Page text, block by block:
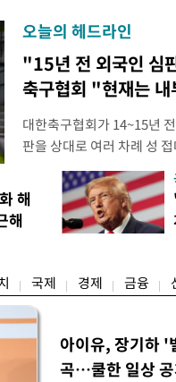
오늘의 헤드라인
"15년 전 외국인 심
축구협회 "현재는
대한축구협회가 14~15년
판을 상대로 여러 차례 성
구계에 따르면 국회의 한
년 국제심판 10여 명에게
축구협회는 외국인 심판과
수십만원에서 많게는 100
해
해
국제 경제 금융
아이유, 장기하 '
곡…쿨한 일상